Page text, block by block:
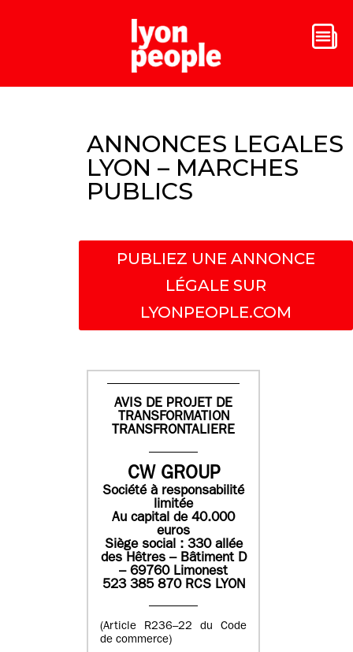
ANNONCES LEGALES
LYON – MARCHES
PUBLICS
PUBLIEZ UNE ANNONCE
LÉGALE SUR
LYONPEOPLE.COM
AVIS DE PROJET DE
TRANSFORMATION
TRANSFRONTALIERE
CW GROUP
Société à responsabilité
limitée
Au capital de 40.000
euros
Siège social : 330 allée
des Hêtres – Bâtiment D
– 69760 Limonest
523 385 870 RCS LYON
(Article R236–22 du Code
de commerce)